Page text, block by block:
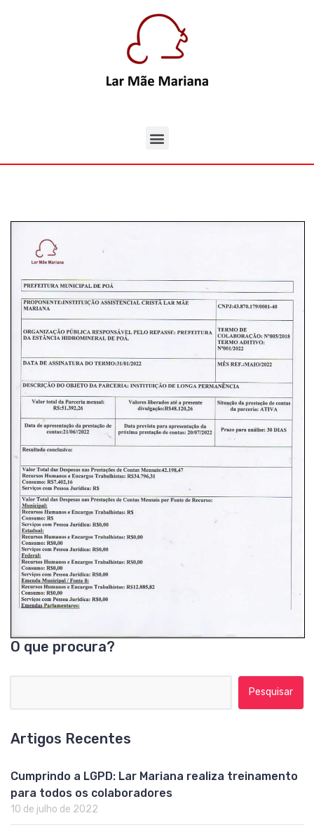
O que procura?
Artigos Recentes
Cumprindo a LGPD: Lar Mariana realiza treinamento
para todos os colaboradores
10 de julho de 2022